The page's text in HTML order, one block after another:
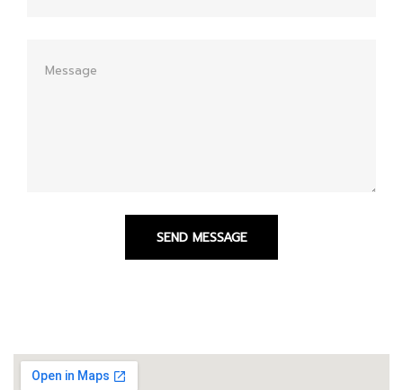
SEND MESSAGE